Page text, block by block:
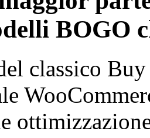
BOGO
classico Buy